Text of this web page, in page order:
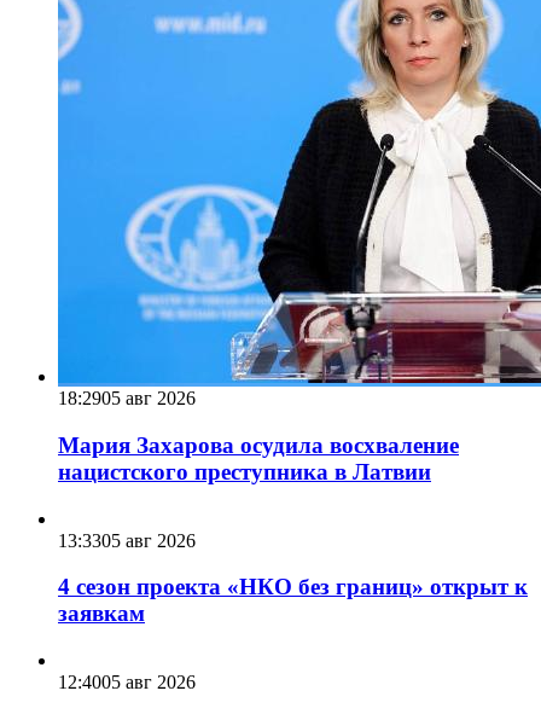
18:2905 авг 2026
Мария Захарова осудила восхваление
нацистского преступника в Латвии
13:3305 авг 2026
4 сезон проекта «НКО без границ» открыт к
заявкам
12:4005 авг 2026